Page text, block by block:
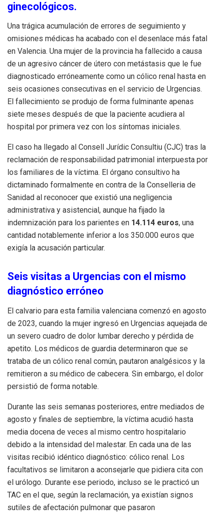
ginecológicos.
Una trágica acumulación de errores de seguimiento y
omisiones médicas ha acabado con el desenlace más fatal
en Valencia. Una mujer de la provincia ha fallecido a causa
de un agresivo cáncer de útero con metástasis que le fue
diagnosticado erróneamente como un cólico renal hasta en
seis ocasiones consecutivas en el servicio de Urgencias.
El fallecimiento se produjo de forma fulminante apenas
siete meses después de que la paciente acudiera al
hospital por primera vez con los síntomas iniciales.
El caso ha llegado al Consell Jurídic Consultiu (CJC) tras la
reclamación de responsabilidad patrimonial interpuesta por
los familiares de la víctima. El órgano consultivo ha
dictaminado formalmente en contra de la Conselleria de
Sanidad al reconocer que existió una negligencia
administrativa y asistencial, aunque ha fijado la
indemnización para los parientes en 14.114 euros, una
cantidad notablemente inferior a los 350.000 euros que
exigía la acusación particular.
Seis visitas a Urgencias con el mismo
diagnóstico erróneo
El calvario para esta familia valenciana comenzó en agosto
de 2023, cuando la mujer ingresó en Urgencias aquejada de
un severo cuadro de dolor lumbar derecho y pérdida de
apetito. Los médicos de guardia determinaron que se
trataba de un cólico renal común, pautaron analgésicos y la
remitieron a su médico de cabecera. Sin embargo, el dolor
persistió de forma notable.
Durante las seis semanas posteriores, entre mediados de
agosto y finales de septiembre, la víctima acudió hasta
media docena de veces al mismo centro hospitalario
debido a la intensidad del malestar. En cada una de las
visitas recibió idéntico diagnóstico: cólico renal. Los
facultativos se limitaron a aconsejarle que pidiera cita con
el urólogo. Durante ese periodo, incluso se le practicó un
TAC en el que, según la reclamación, ya existían signos
sutiles de afectación pulmonar que pasaron